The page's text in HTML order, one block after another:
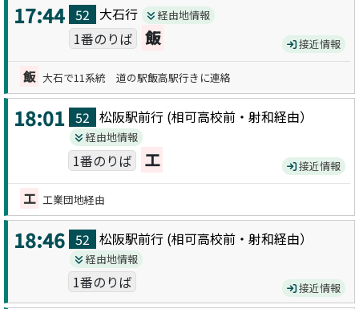
17:44 52 大石行 経由地情報
1番のりば 飯 接近情報
飯 大石で11系統 道の駅飯高駅行きに連絡
18:01 52 松阪駅前行 (相可高校前・射和経由）
経由地情報
1番のりば 工 接近情報
工 工業団地経由
18:46 52 松阪駅前行 (相可高校前・射和経由）
経由地情報
1番のりば 接近情報